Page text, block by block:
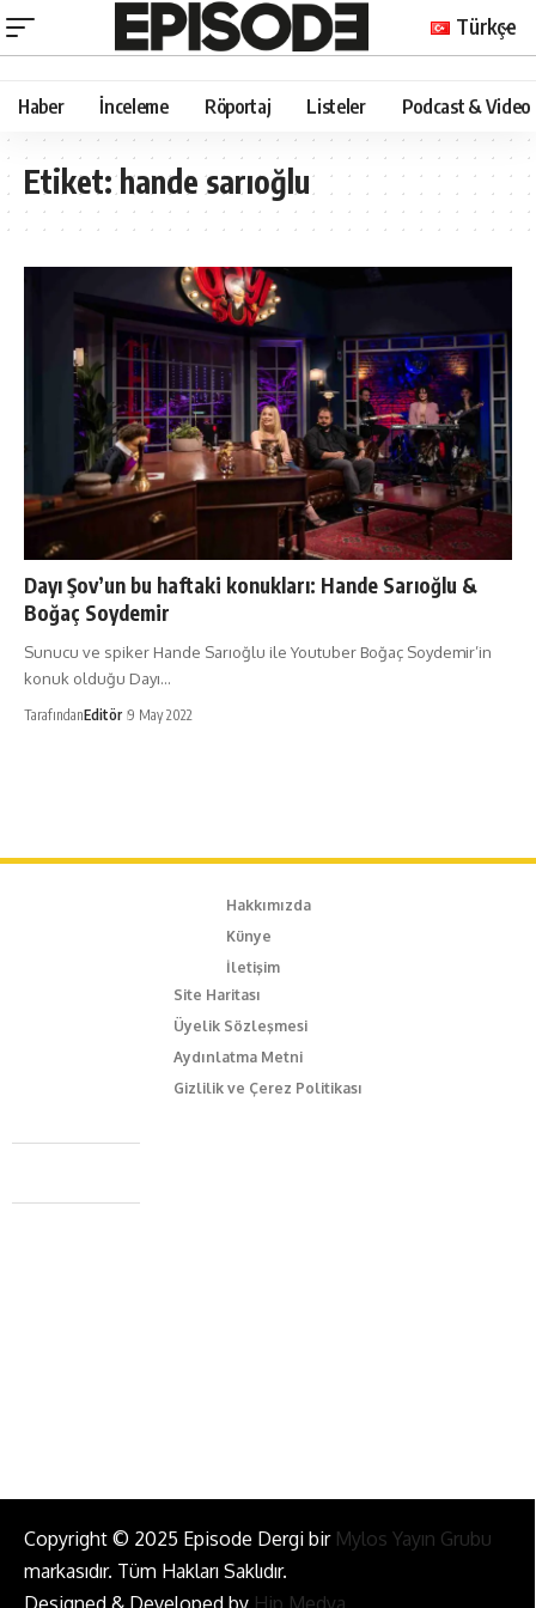
Türkçe
Haber İnceleme Röportaj Listeler Podcast & Video
Etiket:hande sarıoğlu
Dayı Şov’un bu haftaki konukları: Hande Sarıoğlu &
Boğaç Soydemir
Sunucu ve spiker Hande Sarıoğlu ile Youtuber Boğaç Soydemir’in
konuk olduğu Dayı…
TarafındanEditör 9 May 2022
Hakkımızda
Künye
İletişim
Site Haritası
Üyelik Sözleşmesi
Aydınlatma Metni
Gizlilik ve Çerez Politikası
Caferağa Mah. Dr. Şakir Paşa Sok. No3/A Kadıköy İstanbul
+90 543 345 46 00
Copyright © 2025 Episode Dergi bir Mylos Yayın Grubu
markasıdır. Tüm Hakları Saklıdır.
Designed & Developed by Hip Medya